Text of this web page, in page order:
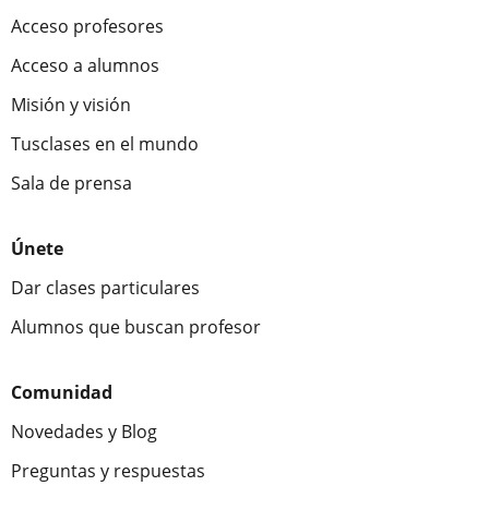
Acceso profesores
Acceso a alumnos
Misión y visión
Tusclases en el mundo
Sala de prensa
Únete
Dar clases particulares
Alumnos que buscan profesor
Comunidad
Novedades y Blog
Preguntas y respuestas